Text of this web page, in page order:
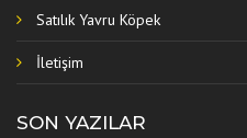
Satılık Yavru Köpek
İletişim
SON YAZILAR